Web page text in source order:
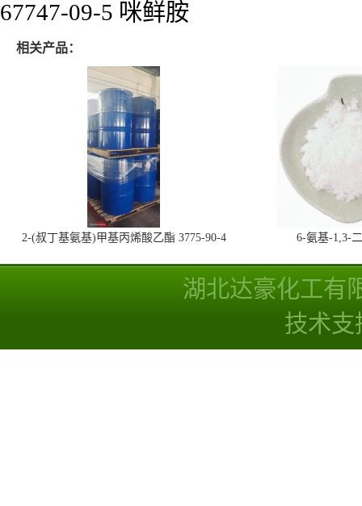
67747-09-5 咪鲜胺
相关产品：
2-(叔丁基氨基)甲基丙烯酸乙酯 3775-90-4 6-氨基-1,3-
湖北达豪化工有
技术